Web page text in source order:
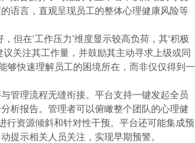
语言，直观呈现员工的整体心理健康风险等
但在‘工作压力’维度显示较高负荷，其‘积极
关注其工作量，并鼓励其主动寻求上级或同
够快速理解员工的困境所在，而非仅仅得到一
与管理流程无缝衔接。平台支持一键发起全员
析报告。管理者可以俯瞰整个团队的心理健
行资源倾斜和针对性干预。平台还可能集成预
提示相关人员关注，实现早期预警。